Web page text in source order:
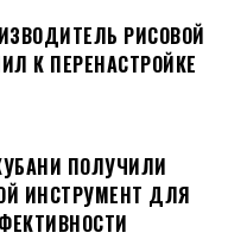
РИСОВОЙ
К ПЕРЕНАСТРОЙКЕ
ПОЛУЧИЛИ
ИНСТРУМЕНТ ДЛЯ